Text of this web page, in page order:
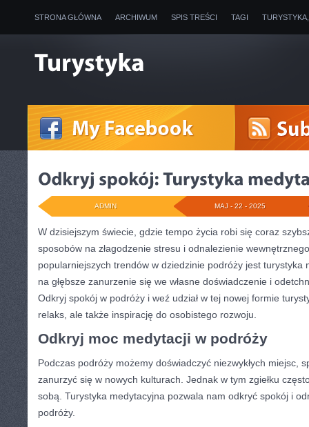
STRONA GŁÓWNA ARCHIWUM SPIS TREŚCI TAGI
MAJ - 22 - 2025
ADMIN
W dzisiejszym świecie, gdzie tempo życia robi się​ coraz
sposobów na złagodzenie stresu i odnalezienie
‍popularniejszych trendów w⁤ dziedzinie​ podróży jest ‍turystyka
na‍ głębsze zanurzenie się we własne doświadczenie i
Odkryj spokój w podróży i weź udział​ w tej nowej formie
relaks, ale także inspirację do osobistego rozwoju.
Odkryj moc medytacji ‍w podróży
Podczas podróży ‍możemy doświadczyć ⁤niezwykłych miejsc,
zanurzyć się⁣ w nowych kulturach.⁣ Jednak w tym ​zgiełku
sobą. Turystyka medytacyjna pozwala nam odkryć spokój i
podróży.